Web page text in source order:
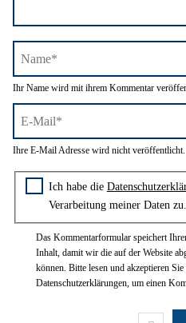
Name*
Ihr Name wird mit ihrem Kommentar
E-
Mail*
Ihre E-Mail Adresse wird nicht veröffentlicht.
Zustimmung zur
Ich habe die
Verarbeitung meiner Daten zu.
Das Kommentarformular speichert
Inhalt, damit wir die auf der Website
können. Bitte lesen und akzeptieren
Datenschutzerklärungen, um einen